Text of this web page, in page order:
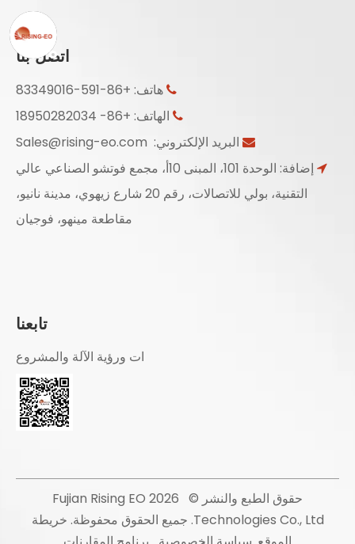
اتصل بنا
 هاتف: +86-591-83349016
 الهاتف: +86- 18950282034
 البريد الإلكتروني: Sales@rising-eo.com

إضافة: الوحدة 101، المبنى 10أ، مجمع فوتشو الصناعي عالي
التقنية، بولي للاتصالات، رقم 20 شارع زيهوي، مدينة نانيو،
مقاطعة مينهو، فوجيان
تابعنا
ات ورؤية الآلة والمشروع
حقوق الطبع والنشر © 2026
Fujian Rising EO
Technologies Co., Ltd. جميع الحقوق محفوظة.
خريطة